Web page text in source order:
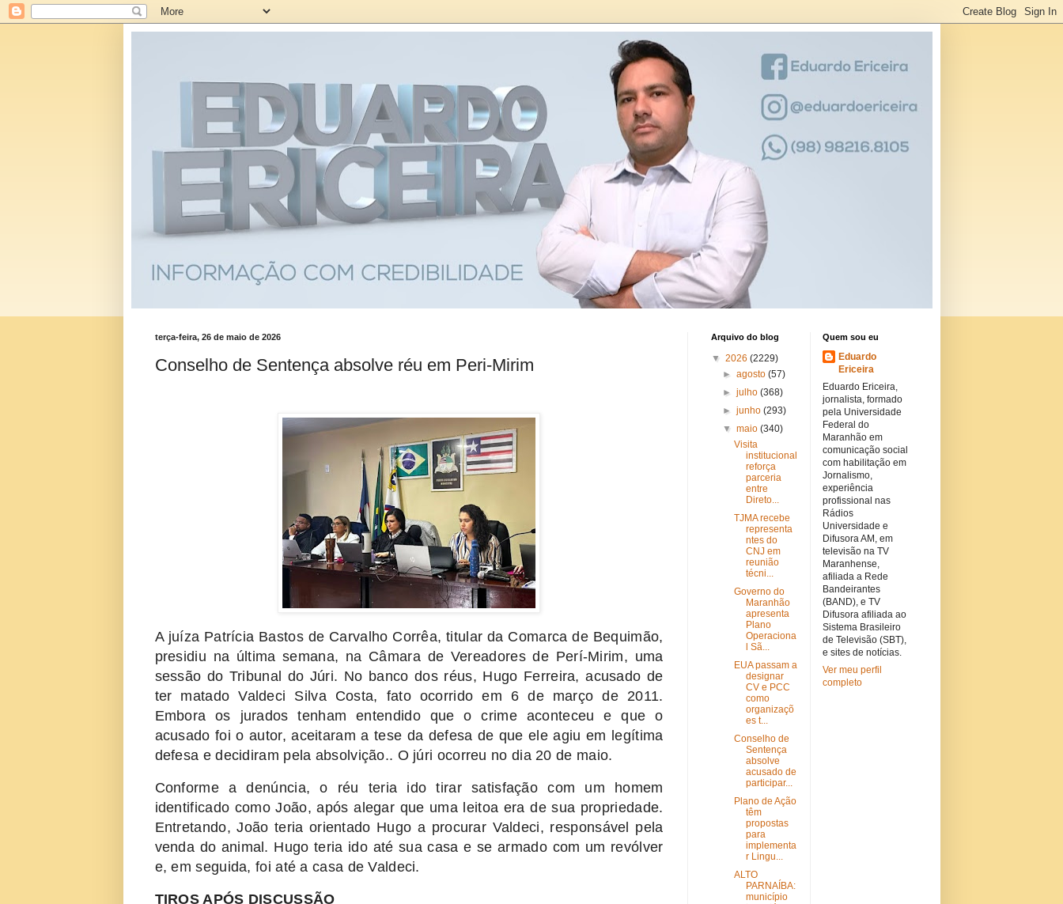
terça-feira, 26 de maio de 2026
Conselho de Sentença absolve réu em Peri-Mirim
A juíza Patrícia Bastos de Carvalho Corrêa, titular da Comarca de Bequimão,
presidiu na última semana, na Câmara de Vereadores de Perí-Mirim, uma
sessão do Tribunal do Júri. No banco dos réus, Hugo Ferreira, acusado de
ter matado Valdeci Silva Costa, fato ocorrido em 6 de março de 2011.
Embora os jurados tenham entendido que o crime aconteceu e que o
acusado foi o autor, aceitaram a tese da defesa de que ele agiu em legítima
defesa e decidiram pela absolvição.. O júri ocorreu no dia 20 de maio.
Conforme a denúncia, o réu teria ido tirar satisfação com um homem
identificado como João, após alegar que uma leitoa era de sua propriedade.
Entretando, João teria orientado Hugo a procurar Valdeci, responsável pela
venda do animal. Hugo teria ido até sua casa e se armado com um revólver
e, em seguida, foi até a casa de Valdeci.
TIROS APÓS DISCUSSÃO
Arquivo do blog
▼ 2026 (2229)
► agosto (57)
► julho (368)
► junho (293)
▼ maio (340)
Visita
institucional
reforça
parceria
entre
Direto...
TJMA recebe
representa
ntes do
CNJ em
reunião
técni...
Governo do
Maranhão
apresenta
Plano
Operaciona
l Sã...
EUA passam a
designar
CV e PCC
como
organizaçõ
es t...
Conselho de
Sentença
absolve
acusado de
participar...
Plano de Ação
têm
propostas
para
implementa
r Lingu...
ALTO
PARNAÍBA:
município
Quem sou eu
Eduardo
Ericeira
Eduardo Ericeira,
jornalista, formado
pela Universidade
Federal do
Maranhão em
comunicação social
com habilitação em
Jornalismo,
experiência
profissional nas
Rádios
Universidade e
Difusora AM, em
televisão na TV
Maranhense,
afiliada a Rede
Bandeirantes
(BAND), e TV
Difusora afiliada ao
Sistema Brasileiro
de Televisão (SBT),
e sites de notícias.
Ver meu perfil
completo